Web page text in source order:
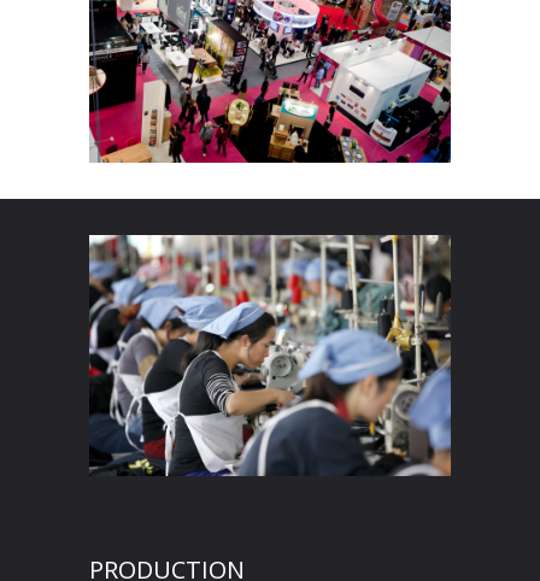
PRODUCTION